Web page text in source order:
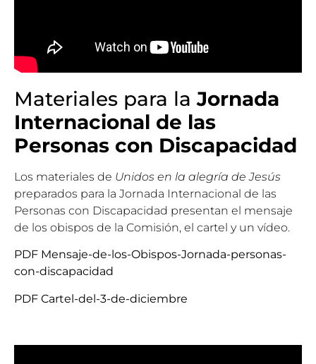
Materiales para laJornada
Internacional de las
Personas con Discapacidad
Los materiales de Unidos en la alegría de Jesús
preparados para la Jornada Internacional de las
Personas con Discapacidad presentan el mensaje
de los obispos de la Comisión, el cartel y un vídeo.
PDF Mensaje-de-los-Obispos-Jornada-personas-
con-discapacidad
PDF Cartel-del-3-de-diciembre